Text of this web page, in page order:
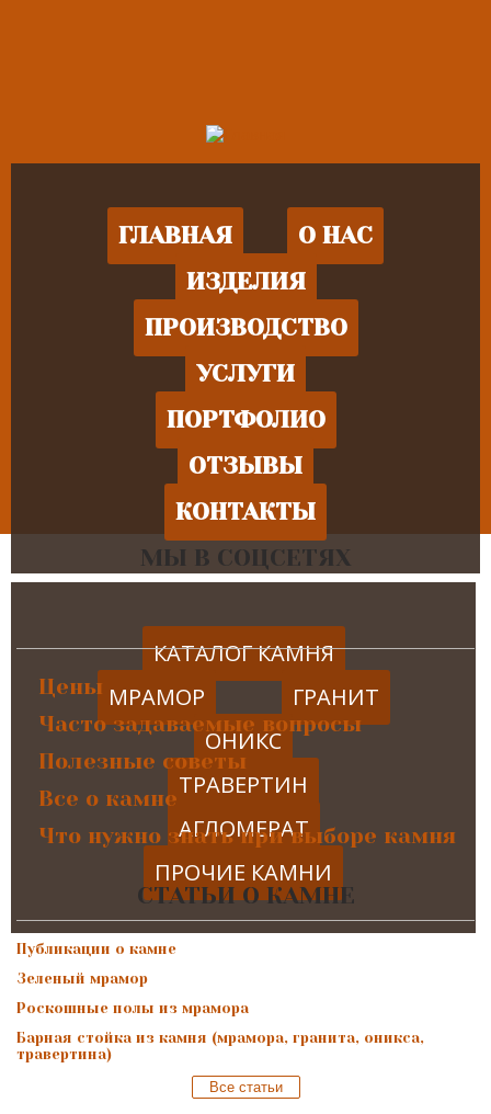
ГЛАВНАЯ
О НАС
ИЗДЕЛИЯ
ПРОИЗВОДСТВО
УСЛУГИ
ПОРТФОЛИО
ОТЗЫВЫ
КОНТАКТЫ
КАТАЛОГ КАМНЯ
МРАМОР
ГРАНИТ
ОНИКС
ТРАВЕРТИН
АГЛОМЕРАТ
ПРОЧИЕ КАМНИ
МЫ В СОЦСЕТЯХ
Цены
Часто задаваемые вопросы
Полезные советы
Все о камне
Что нужно знать при выборе камня
СТАТЬИ О КАМНЕ
Публикации о камне
Зеленый мрамор
Роскошные полы из мрамора
Барная стойка из камня (мрамора, гранита, оникса,
травертина)
Все статьи